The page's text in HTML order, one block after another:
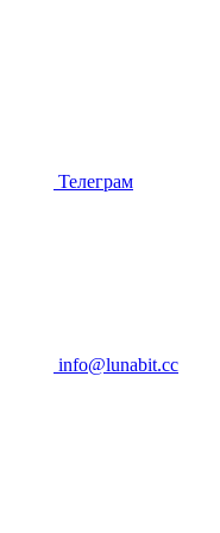
Телеграм
info@lunabit.cc